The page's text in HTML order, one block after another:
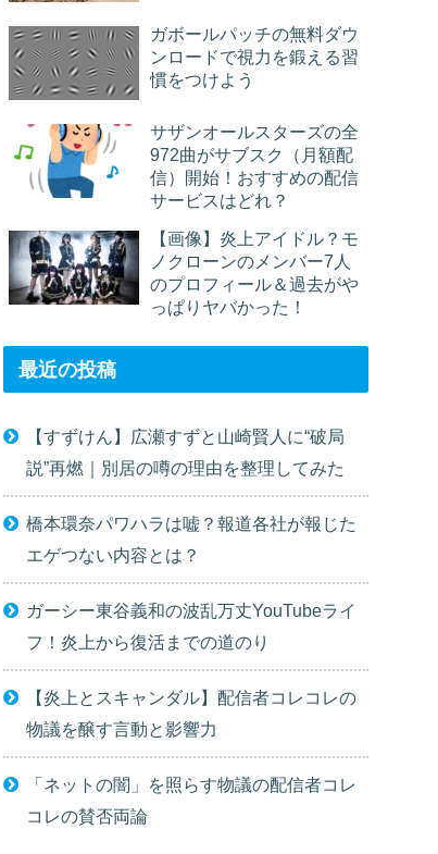
ガボールパッチの無料ダウ
ンロードで視力を鍛える習
慣をつけよう
サザンオールスターズの全
972曲がサブスク（月額配
信）開始！おすすめの配信
サービスはどれ？
【画像】炎上アイドル？モ
ノクローンのメンバー7人
のプロフィール＆過去がや
っぱりヤバかった！
最近の投稿
【すずけん】広瀬すずと山崎賢人に“破局
説”再燃｜別居の噂の理由を整理してみた
橋本環奈パワハラは嘘？報道各社が報じた
エゲつない内容とは？
ガーシー東谷義和の波乱万丈YouTubeライ
フ！炎上から復活までの道のり
【炎上とスキャンダル】配信者コレコレの
物議を醸す言動と影響力
「ネットの闇」を照らす物議の配信者コレ
コレの賛否両論